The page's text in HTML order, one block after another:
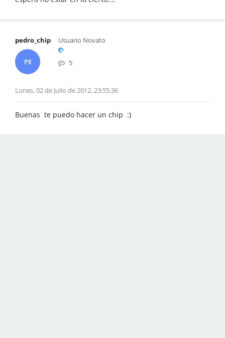
pedro_chip
PE
Usuario Novato
5
Lunes, 02 de Julio de 2012, 23:55:36
Buenas te puedo hacer un chip :)